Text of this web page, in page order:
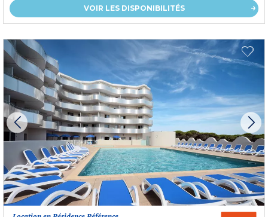
VOIR LES DISPONIBILITÉS